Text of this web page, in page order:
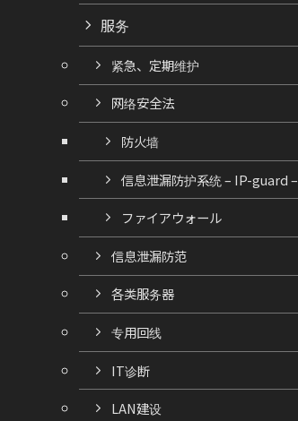
服务
紧急、定期维护
网络安全法
防火墙
信息泄漏防护系统 – IP-guard –
ファイアウォール
信息泄漏防范
各类服务器
专用回线
IT诊断
LAN建设